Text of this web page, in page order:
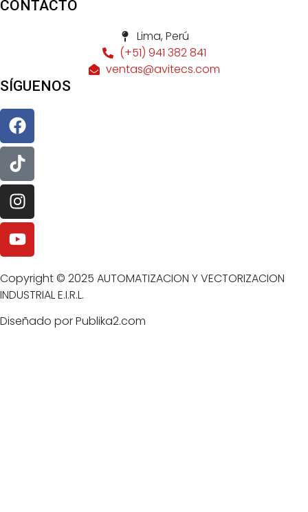
CONTACTO
Lima, Perú
(+51) 941 382 841
ventas@avitecs.com
SÍGUENOS
Copyright © 2025 AUTOMATIZACION Y VECTORIZACION
INDUSTRIAL E.I.R.L.
Diseñado por Publika2.com